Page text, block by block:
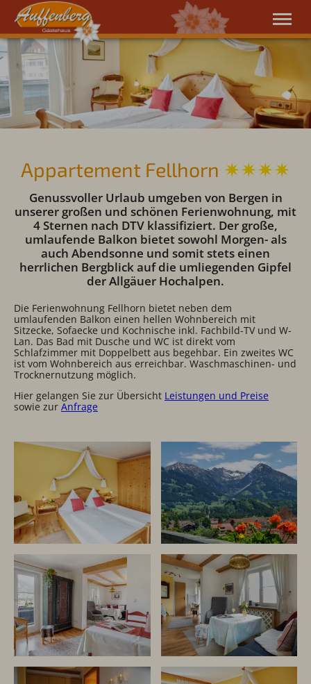
Grüß Gott
Ihre Ferienwohnungen
Urlaub genießen
Kontakt & Preise
Appartement Fellhorn ✷✷✷✷
Genussvoller Urlaub umgeben von Bergen in
unserer großen und schönen Ferienwohnung, mit
4 Sternen nach DTV klassifiziert. Der große,
umlaufende Balkon bietet sowohl Morgen- als
auch Abendsonne und somit stets einen
herrlichen Bergblick auf die umliegenden Gipfel
der Allgäuer Hochalpen.
Die Ferienwohnung Fellhorn bietet neben dem
umlaufenden Balkon einen hellen Wohnbereich mit
Sitzecke, Sofaecke und Kochnische inkl. Fachbild-TV und W-
Lan. Das Bad mit Dusche und WC ist direkt vom
Schlafzimmer mit Doppelbett aus begehbar. Ein zweites WC
ist vom Wohnbereich aus erreichbar. Waschmaschinen- und
Trocknernutzung möglich.
Hier gelangen Sie zur Übersicht Leistungen und Preise
sowie zur Anfrage